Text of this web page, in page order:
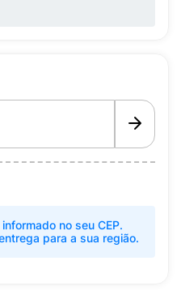
no seu CEP.
para a sua região.